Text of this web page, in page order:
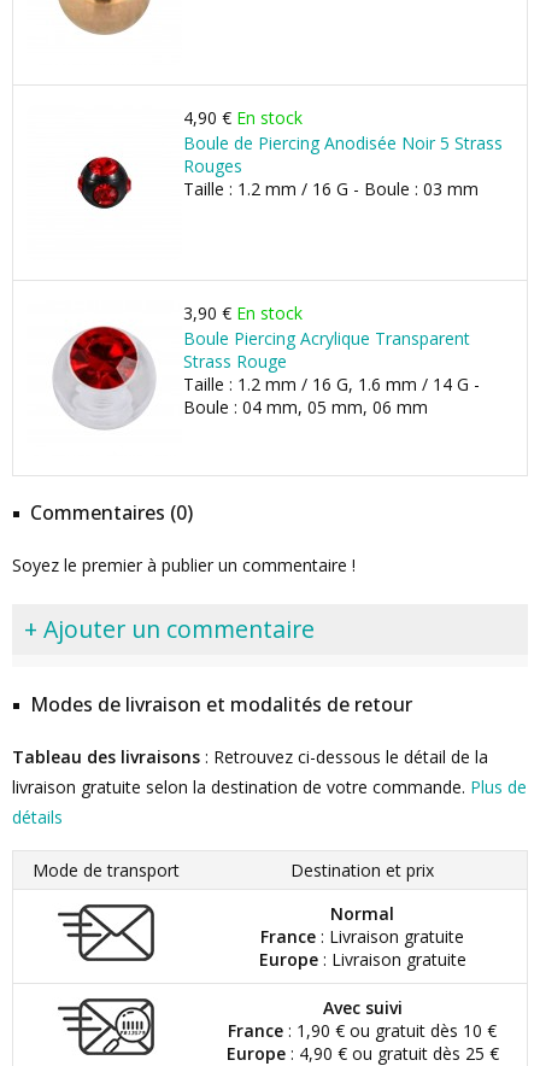
4,90 € En stock
Boule de Piercing Anodisée Noir 5 Strass
Rouges
Taille : 1.2 mm / 16 G - Boule : 03 mm
3,90 € En stock
Boule Piercing Acrylique Transparent
Strass Rouge
Taille : 1.2 mm / 16 G, 1.6 mm / 14 G -
Boule : 04 mm, 05 mm, 06 mm
Commentaires (0)
Soyez le premier à publier un commentaire !
+ Ajouter un commentaire
Modes de livraison et modalités de retour
Tableau des livraisons : Retrouvez ci-dessous le détail de la
livraison gratuite selon la destination de votre commande. Plus de
détails
Mode de transport
Destination et prix
Normal
France : Livraison gratuite
Europe: Livraison gratuite
Avec suivi
France : 1,90 € ou gratuit dès 10 €
Europe: 4,90 € ou gratuit dès 25 €